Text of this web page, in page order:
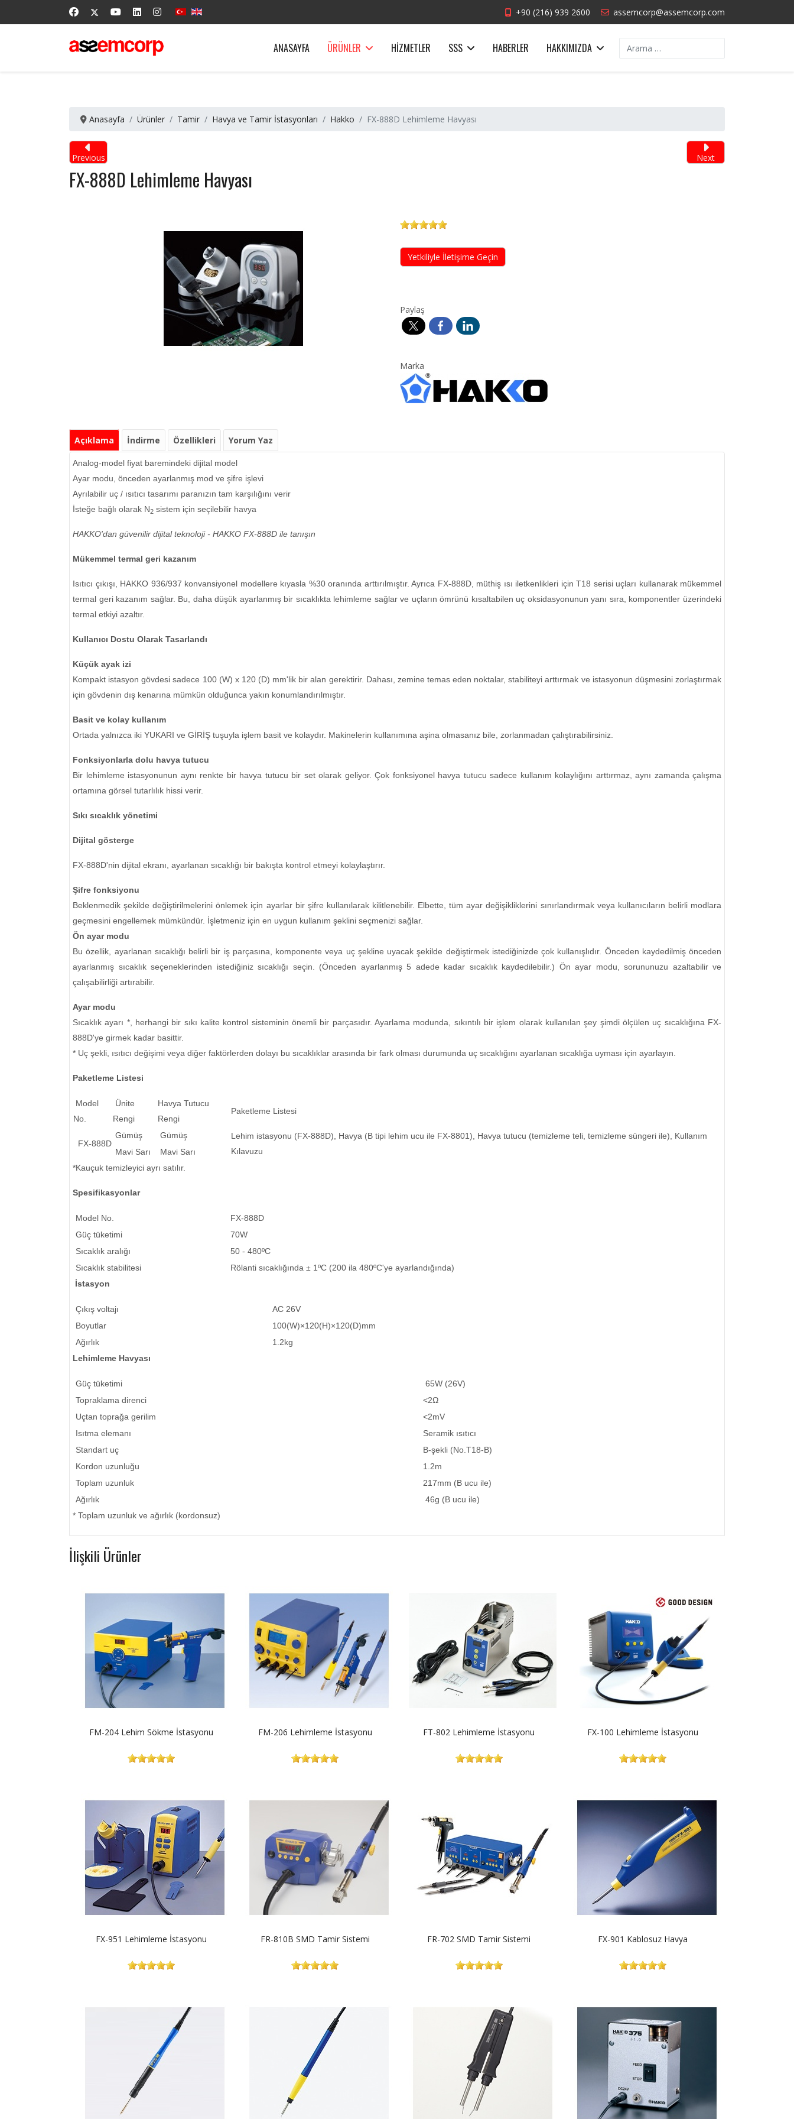
+90 (216) 939 2600 assemcorp@assemcorp.com
ANASAYFA ÜRÜNLER HIZMETLER SSS HABERLER HAKKIMIZDA Arama
Anasayfa Ürünler Tamir Havya ve Tamir İstasyonları Hakko FX-888D Lehimleme Havyası
Previous Next
FX-888D Lehimleme Havyası
Yetkiliyle İletişime Geçin
Paylaş
Marka
Açıklama İndirme Özellikleri Yorum Yaz
Analog-model fiyat baremindeki dijital model
Ayar modu, önceden ayarlanmış mod ve şifre işlevi
Ayrılabilir uç / ısıtıcı tasarımı paranızın tam karşılığını verir
İsteğe bağlı olarak N2 sistem için seçilebilir havya
HAKKO'dan güvenilir dijital teknoloji - HAKKO FX-888D ile tanışın
Mükemmel termal geri kazanım
Isıtıcı çıkışı, HAKKO 936/937 konvansiyonel modellere kıyasla %30 oranında arttırılmıştır. Ayrıca FX-888D, müthiş ısı iletkenlikleri için T18 serisi uçları kullanarak mükemmel
termal geri kazanım sağlar. Bu, daha düşük ayarlanmış bir sıcaklıkta lehimleme sağlar ve uçların ömrünü kısaltabilen uç oksidasyonunun yanı sıra, komponentler üzerindeki
termal etkiyi azaltır.
Kullanıcı Dostu Olarak Tasarlandı
Küçük ayak izi
Kompakt istasyon gövdesi sadece 100 (W) x 120 (D) mm'lik bir alan gerektirir. Dahası, zemine temas eden noktalar, stabiliteyi arttırmak ve istasyonun düşmesini zorlaştırmak
için gövdenin dış kenarına mümkün olduğunca yakın konumlandırılmıştır.
Basit ve kolay kullanım
Ortada yalnızca iki YUKARI ve GİRİŞ tuşuyla işlem basit ve kolaydır. Makinelerin kullanımına aşina olmasanız bile, zorlanmadan çalıştırabilirsiniz.
Fonksiyonlarla dolu havya tutucu
Bir lehimleme istasyonunun aynı renkte bir havya tutucu bir set olarak geliyor. Çok fonksiyonel havya tutucu sadece kullanım kolaylığını arttırmaz, aynı zamanda çalışma
ortamına görsel tutarlılık hissi verir.
Sıkı sıcaklık yönetimi
Dijital gösterge
FX-888D'nin dijital ekranı, ayarlanan sıcaklığı bir bakışta kontrol etmeyi kolaylaştırır.
Şifre fonksiyonu
Beklenmedik şekilde değiştirilmelerini önlemek için ayarlar bir şifre kullanılarak kilitlenebilir. Elbette, tüm ayar değişikliklerini sınırlandırmak veya kullanıcıların belirli modlara
geçmesini engellemek mümkündür. İşletmeniz için en uygun kullanım şeklini seçmenizi sağlar.
Ön ayar modu
Bu özellik, ayarlanan sıcaklığı belirli bir iş parçasına, komponente veya uç şekline uyacak şekilde değiştirmek istediğinizde çok kullanışlıdır. Önceden kaydedilmiş önceden
ayarlanmış sıcaklık seçeneklerinden istediğiniz sıcaklığı seçin. (Önceden ayarlanmış 5 adede kadar sıcaklık kaydedilebilir.) Ön ayar modu, sorununuzu azaltabilir ve
çalışabilirliği artırabilir.
Ayar modu
Sıcaklık ayarı *, herhangi bir sıkı kalite kontrol sisteminin önemli bir parçasıdır. Ayarlama modunda, sıkıntılı bir işlem olarak kullanılan şey şimdi ölçülen uç sıcaklığına FX-
888D'ye girmek kadar basittir.
* Uç şekli, ısıtıcı değişimi veya diğer faktörlerden dolayı bu sıcaklıklar arasında bir fark olması durumunda uç sıcaklığını ayarlanan sıcaklığa uyması için ayarlayın.
Paketleme Listesi
Model
No.
Ünite
Rengi
Havya Tutucu
Rengi
Paketleme Listesi
FX-888D
Gümüş Gümüş
Lehim istasyonu (FX-888D), Havya (B tipi lehim ucu ile FX-8801), Havya tutucu (temizleme teli, temizleme süngeri ile), Kullanım
Kılavuzu
Mavi Sarı
Mavi Sarı
*Kauçuk temizleyici ayrı satılır.
Spesifikasyonlar
Model No.
FX-888D
Güç tüketimi
70W
Sıcaklık aralığı
50 - 480ºC
Sıcaklık stabilitesi
Rölanti sıcaklığında ± 1ºC (200 ila 480ºC'ye ayarlandığında)
İstasyon
Çıkış voltajı
AC 26V
Boyutlar
100(W)×120(H)×120(D)mm
Ağırlık
1.2kg
Lehimleme Havyası
Güç tüketimi
65W (26V)
Topraklama direnci
<2Ω
Uçtan toprağa gerilim
<2mV
Isıtma elemanı
Seramik ısıtıcı
Standart uç
B-şekli (No.T18-B)
Kordon uzunluğu
1.2m
Toplam uzunluk
217mm (B ucu ile)
Ağırlık
46g (B ucu ile)
* Toplam uzunluk ve ağırlık (kordonsuz)
İlişkili Ürünler
FM-204 Lehim Sökme İstasyonu FM-206 Lehimleme İstasyonu FT-802 Lehimleme İstasyonu FX-100 Lehimleme İstasyonu
FX-951 Lehimleme İstasyonu FR-810B SMD Tamir Sistemi FR-702 SMD Tamir Sistemi FX-901 Kablosuz Havya